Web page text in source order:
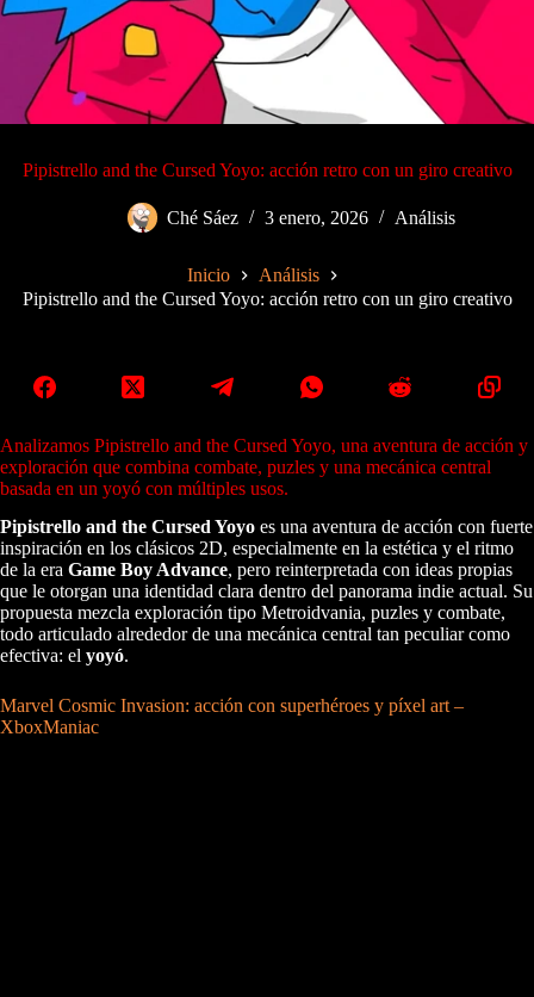
Pipistrello and the Cursed Yoyo: acción retro con un giro creativo
Ché Sáez 3 enero, 2026 Análisis
Inicio
Análisis
Pipistrello and the Cursed Yoyo: acción retro con un giro creativo
Analizamos Pipistrello and the Cursed Yoyo, una aventura de acción y
exploración que combina combate, puzles y una mecánica central
basada en un yoyó con múltiples usos.
Pipistrello and the Cursed Yoyo es una aventura de acción con fuerte
inspiración en los clásicos 2D, especialmente en la estética y el ritmo
de la era Game Boy Advance, pero reinterpretada con ideas propias
que le otorgan una identidad clara dentro del panorama indie actual. Su
propuesta mezcla exploración tipo Metroidvania, puzles y combate,
todo articulado alrededor de una mecánica central tan peculiar como
efectiva: el yoyó.
Marvel Cosmic Invasion: acción con superhéroes y píxel art –
XboxManiac